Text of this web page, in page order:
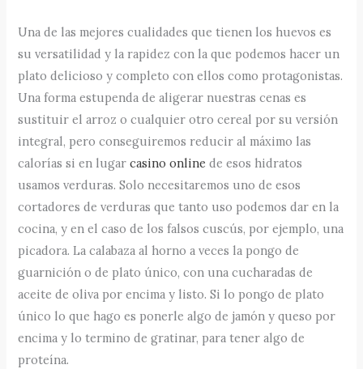
Una de las mejores cualidades que tienen los huevos es
su versatilidad y la rapidez con la que podemos hacer un
plato delicioso y completo con ellos como protagonistas.
Una forma estupenda de aligerar nuestras cenas es
sustituir el arroz o cualquier otro cereal por su versión
integral, pero conseguiremos reducir al máximo las
calorías si en lugarcasino online de esos hidratos
usamos verduras. Solo necesitaremos uno de esos
cortadores de verduras que tanto uso podemos dar en la
cocina, y en el caso de los falsos cuscús, por ejemplo, una
picadora. La calabaza al horno a veces la pongo de
guarnición o de plato único, con una cucharadas de
aceite de oliva por encima y listo. Si lo pongo de plato
único lo que hago es ponerle algo de jamón y queso por
encima y lo termino de gratinar, para tener algo de
proteína.